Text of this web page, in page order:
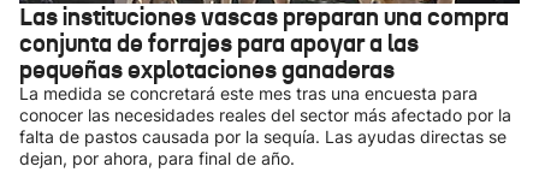
Las instituciones vascas preparan una compra
conjunta de forrajes para apoyar a las
pequeñas explotaciones ganaderas
La medida se concretará este mes tras una encuesta para
conocer las necesidades reales del sector más afectado por la
falta de pastos causada por la sequía. Las ayudas directas se
dejan, por ahora, para final de año.